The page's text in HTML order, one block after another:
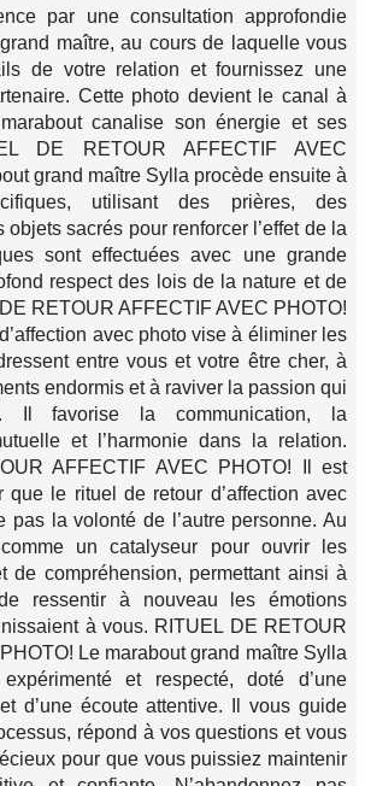
par une consultation approfondie
maître, au cours de laquelle vous
de votre relation et fournissez une
Cette photo devient le canal à
canalise son énergie et ses
DE RETOUR AFFECTIF AVEC
grand maître Sylla procède ensuite à
utilisant des prières, des
objets sacrés pour renforcer l’effet de la
sont effectuées avec une grande
respect des lois de la nature et de
DE RETOUR AFFECTIF AVEC PHOTO!
avec photo vise à éliminer les
entre vous et votre être cher, à
endormis et à raviver la passion qui
Il favorise la communication, la
et l’harmonie dans la relation.
AFFECTIF AVEC PHOTO! Il est
que le rituel de retour d’affection avec
pas la volonté de l’autre personne. Au
un catalyseur pour ouvrir les
de compréhension, permettant ainsi à
ressentir à nouveau les émotions
à vous. RITUEL DE RETOUR
Le marabout grand maître Sylla
et respecté, doté d’une
d’une écoute attentive. Il vous guide
répond à vos questions et vous
pour que vous puissiez maintenir